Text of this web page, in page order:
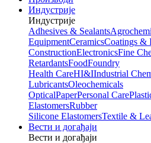
Индустрије
Индустрије
Adhesives & Sealants
EquipmentCeramicsCoatings &
ConstructionElectronicsFine
RetardantsFoodFoundry
Health CareHI&IIndustrial
LubricantsOleochemicals
OpticalPaperPersonal Care
ElastomersRubber
Silicone ElastomersTextile &
Вести и догађаји
Вести и догађаји